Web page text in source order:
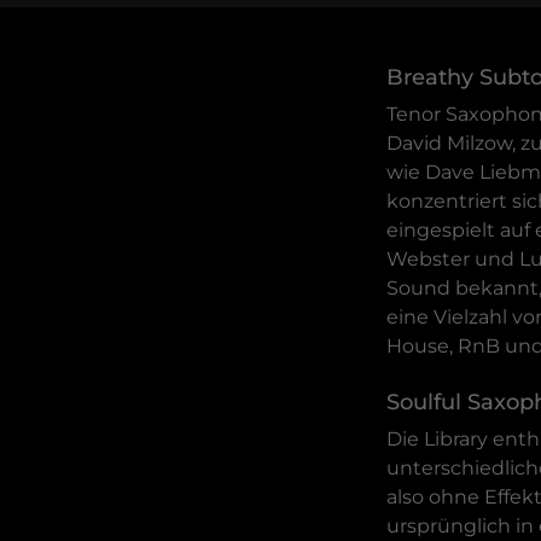
Breathy
Tenor
David Milzow,
wie Dave
konzentriert
eingespielt auf
Webster und
Sound
eine Vielzahl
House, RnB
Soulful
Die Library
also ohne
ursprünglich in